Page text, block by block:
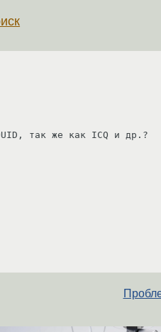
так же как ICQ и др.?